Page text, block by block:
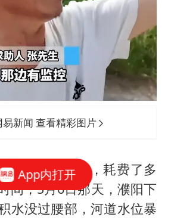
新闻 查看精彩图片
，这个“不敢”，耗费了多
间，5月6日那天，濮阳下
水没过腰部，河道水位暴
App内打开